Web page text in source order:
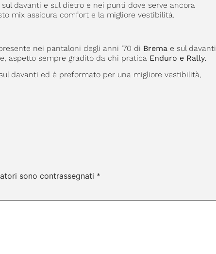
davanti e sul dietro e nei punti dove serve ancora
mix assicura comfort e la migliore vestibilità.
nei pantaloni degli anni ’70 di Brema e sul davanti
aspetto sempre gradito da chi pratica Enduro e Rally.
davanti ed è preformato per una migliore vestibilità,
sono contrassegnati *